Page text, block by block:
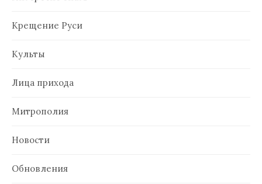
Крещение Руси
Культы
Лица прихода
Митрополия
Новости
Обновления